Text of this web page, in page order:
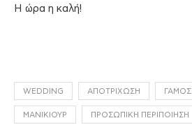
Η ώρα η καλή!
WEDDING ΑΠΟΤΡΊΧΩΣΗ ΓΆΜΟΣ
ΜΑΝΙΚΙΟΎΡ ΠΡΟΣΩΠΙΚΉ ΠΕΡΙΠΟΊΗΣΗ